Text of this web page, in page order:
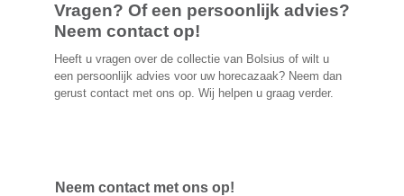
Vragen? Of een persoonlijk advies?
Neem contact op!
Heeft u vragen over de collectie van Bolsius of wilt u
een persoonlijk advies voor uw horecazaak? Neem dan
gerust contact met ons op. Wij helpen u graag verder.
Neem contact met ons op!